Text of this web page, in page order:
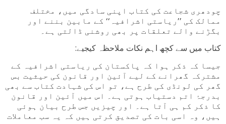
چودھری شجاعت کی کتاب اپنی سادگی میں، مختلف
ممالک کی ’’ریاستی اشرافیہ‘‘ کے مابین بننے اور
بگڑنے والے تعلقات پر بھی روشنی ڈالتی ہے۔
:کتاب میں سے کچھ اہم نکات ملاحظہ کیجیے
جیسا کہ ذکر ہوا کہ پاکستان کی ریاستی اشرافیہ کے
مشترکہ گھرانے کے لیے آئین اور قانون کی حیثیت بس
گھر کی لونڈی کی طرح ہے، تو اس کی شہادت کتاب سے بھی
بدرجۂ اتم دستیاب ہوتی ہے۔ اس میں آئین اور قانون
کا ذکر کم ہی آتا ہے۔ اور چیزیں جس طرح بیان ہوئی
ہیں، وہ اسی بات کی تصدیق کرتی ہیں کہ یہ سب معاملات